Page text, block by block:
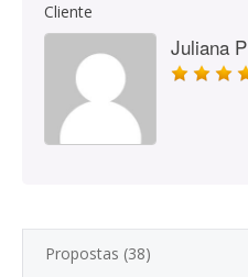
Cliente
Juliana P
Propostas (38)